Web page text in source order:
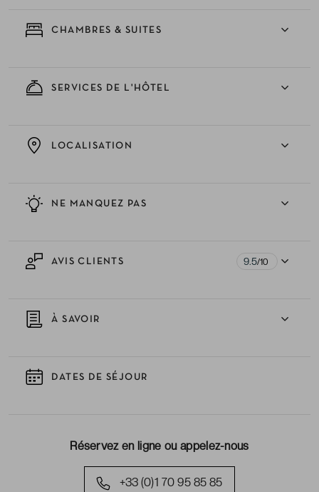
CHAMBRES & SUITES
SERVICES DE L'HÔTEL
NE MANQUEZ PAS
LOCALISATION
AVIS CLIENTS 9.5/10
À SAVOIR
DATES DE SÉJOUR
Réservez en ligne ou appelez-nous
+33 (0)1 70 95 85 85